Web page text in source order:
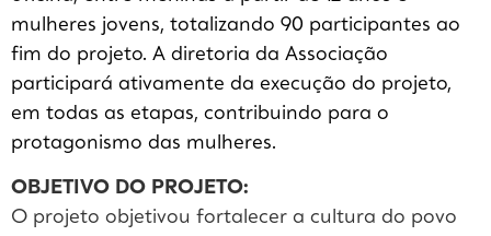
mulheres jovens, totalizando 90 participantes ao
fim do projeto. A diretoria da Associação
participará ativamente da execução do projeto,
em todas as etapas, contribuindo para o
protagonismo das mulheres.
OBJETIVO DO PROJETO:
O projeto objetivou fortalecer a cultura do povo